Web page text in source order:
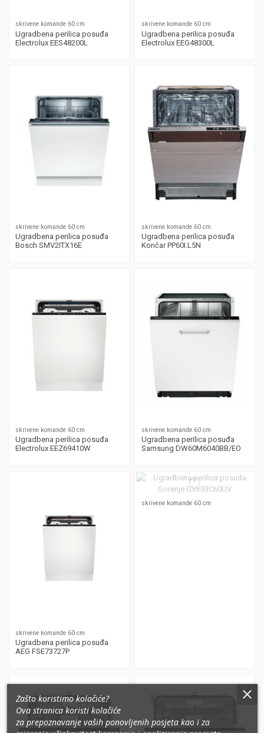
skrivene komande 60 cm
Ugradbena perilica posuđa
Electrolux EES48200L
skrivene komande 60 cm
Ugradbena perilica posuđa
Electrolux EEG48300L
skrivene komande 60 cm
Ugradbena perilica posuđa
Bosch SMV2ITX16E
skrivene komande 60 cm
Ugradbena perilica posuđa
Končar PP60I.L5N
skrivene komande 60 cm
Ugradbena perilica posuđa
Electrolux EEZ69410W
skrivene komande 60 cm
Ugradbena perilica posuđa
Samsung DW60M6040BB/EO
skrivene komande 60 cm
Ugradbena perilica posuđa
AEG FSE73727P
skrivene komande 60 cm
Zašto koristimo kolačiće?
Ova stranica koristi kolačiće
za prepoznavanje vaših ponovljenih posjeta kao i za